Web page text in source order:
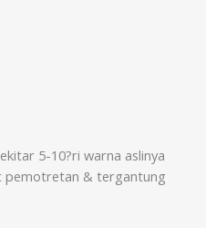
5-10?ri warna aslinya
pemotretan & tergantung